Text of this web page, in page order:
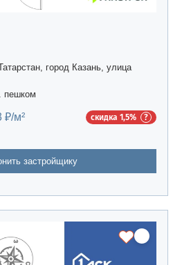
город Казань, улица
пешком
₽/м² скидка 1,5%
застройщику